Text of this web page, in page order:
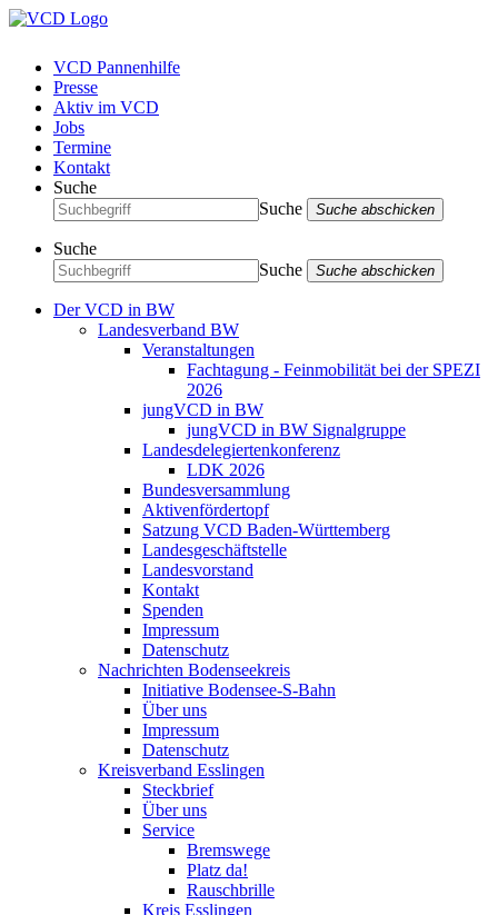
VCD Pannenhilfe
Presse
Aktiv im VCD
Jobs
Termine
Kontakt
Suche
Suche
Suche abschicken
Suche
Suche
Suche abschicken
Der VCD in BW
Landesverband BW
Veranstaltungen
Fachtagung - Feinmobilität bei der SPEZI
2026
jungVCD in BW
jungVCD in BW Signalgruppe
Landesdelegiertenkonferenz
LDK 2026
Bundesversammlung
Aktivenfördertopf
Satzung VCD Baden-Württemberg
Landesgeschäftstelle
Landesvorstand
Kontakt
Spenden
Impressum
Datenschutz
Nachrichten Bodenseekreis
Initiative Bodensee-S-Bahn
Über uns
Impressum
Datenschutz
Kreisverband Esslingen
Steckbrief
Über uns
Service
Bremswege
Platz da!
Rauschbrille
Kreis Esslingen